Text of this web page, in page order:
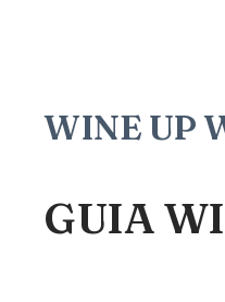
WINE UP
GUIA